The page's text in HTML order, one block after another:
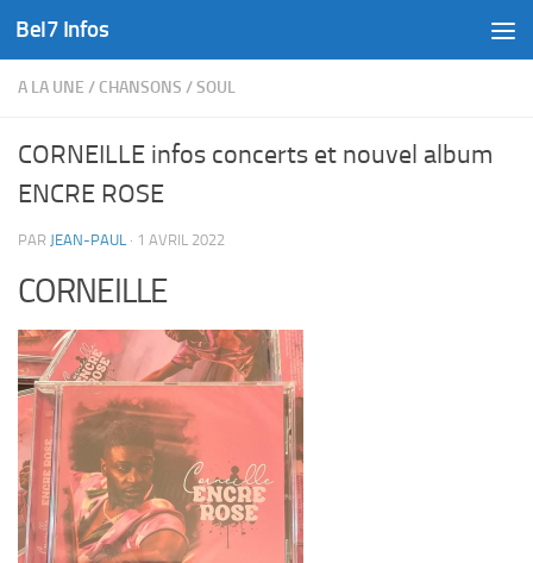
Skip to content
Bel7 Infos
A LA UNE / CHANSONS /SOUL
CORNEILLE infos concerts et nouvel album
ENCRE ROSE
PAR JEAN-PAUL · 1 AVRIL 2022
CORNEILLE